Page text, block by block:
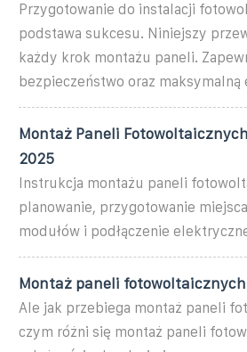
Przygotowanie do instalacji
podstawa sukcesu. Niniejszy
każdy krok montażu paneli.
bezpieczeństwo oraz
Montaż Paneli
2025
Instrukcja montażu paneli
planowanie, przygotowanie
modułów i podłączenie
Montaż paneli fotowoltaicznych
Ale jak przebiega montaż paneli
czym różni się montaż paneli